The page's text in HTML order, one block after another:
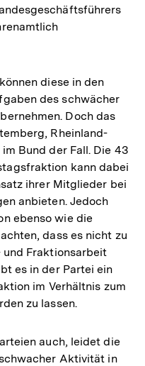
diese in den
des schwächer
Doch das
Rheinland-
Bund der Fall. Die 43
kann dabei
ihrer Mitglieder bei
anbieten. Jedoch
ebenso wie die
dass es nicht zu
und Fraktionsarbeit
es in der Partei ein
im Verhältnis zum
zu lassen.
auch, leidet die
schwacher Aktivität in